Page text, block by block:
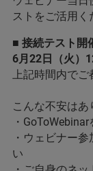
ストをご活用く
■ 接続テスト開
6月22日（火）
上記時間内でご
こんな不安はあ
・
・ウェビナー
い